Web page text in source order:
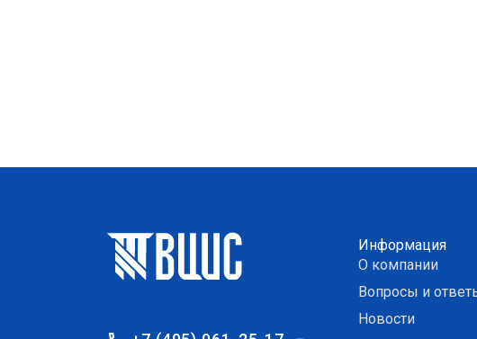
Информация
О компании
Вопросы и
Новости